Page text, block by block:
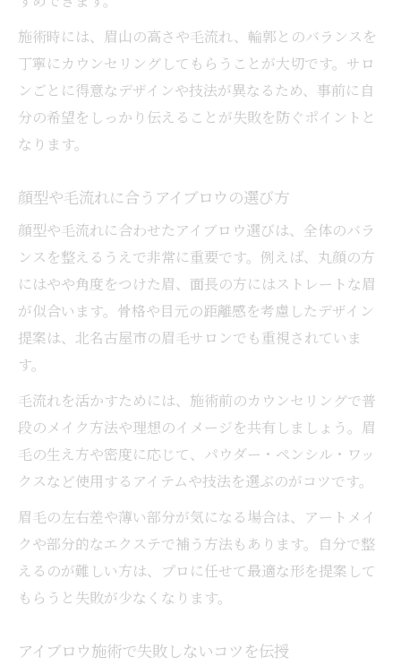
施術時には、眉山の高さや毛流れ、輪郭とのバランスを
丁寧にカウンセリングしてもらうことが大切です。サロ
ンごとに得意なデザインや技法が異なるため、事前に自
分の希望をしっかり伝えることが失敗を防ぐポイントと
なります。
顔型や毛流れに合うアイブロウの選び方
顔型や毛流れに合わせたアイブロウ選びは、全体のバラ
ンスを整えるうえで非常に重要です。例えば、丸顔の方
にはやや角度をつけた眉、面長の方にはストレートな眉
が似合います。骨格や目元の距離感を考慮したデザイン
提案は、北名古屋市の眉毛サロンでも重視されていま
す。
毛流れを活かすためには、施術前のカウンセリングで普
段のメイク方法や理想のイメージを共有しましょう。眉
毛の生え方や密度に応じて、パウダー・ペンシル・ワッ
クスなど使用するアイテムや技法を選ぶのがコツです。
眉毛の左右差や薄い部分が気になる場合は、アートメイ
クや部分的なエクステで補う方法もあります。自分で整
えるのが難しい方は、プロに任せて最適な形を提案して
もらうと失敗が少なくなります。
アイブロウ施術で失敗しないコツを伝授